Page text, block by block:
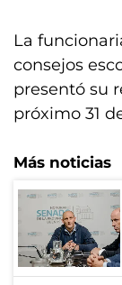
La
consejos
presentó su
próximo 31
Más noticias